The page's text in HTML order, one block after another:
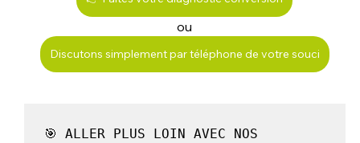
ou
Discutons simplement par téléphone de votre souci
🎯 ALLER PLUS LOIN AVEC NOS